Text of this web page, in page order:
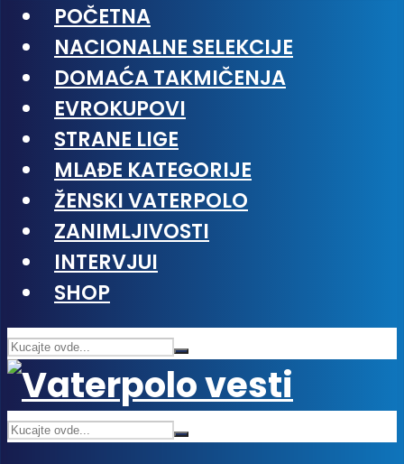
POČETNA
NACIONALNE SELEKCIJE
DOMAĆA TAKMIČENJA
EVROKUPOVI
STRANE LIGE
MLAĐE KATEGORIJE
ŽENSKI VATERPOLO
ZANIMLJIVOSTI
INTERVJUI
SHOP